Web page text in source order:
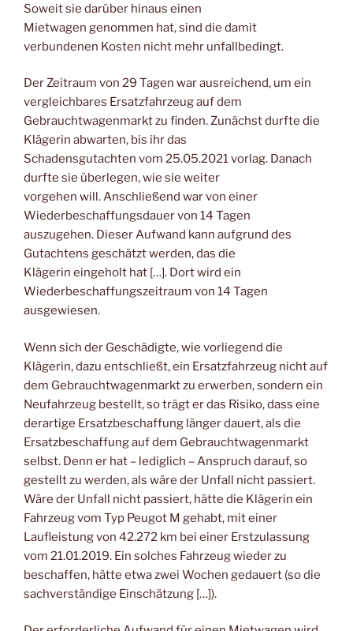
Soweit sie darüber hinaus einen
Mietwagen genommen hat, sind die damit
verbundenen Kosten nicht mehr unfallbedingt.
Der Zeitraum von 29 Tagen war ausreichend, um ein
vergleichbares Ersatzfahrzeug auf dem
Gebrauchtwagenmarkt zu finden. Zunächst durfte die
Klägerin abwarten, bis ihr das
Schadensgutachten vom 25.05.2021 vorlag. Danach
durfte sie überlegen, wie sie weiter
vorgehen will. Anschließend war von einer
Wiederbeschaffungsdauer von 14 Tagen
auszugehen. Dieser Aufwand kann aufgrund des
Gutachtens geschätzt werden, das die
Klägerin eingeholt hat […]. Dort wird ein
Wiederbeschaffungszeitraum von 14 Tagen
ausgewiesen.
Wenn sich der Geschädigte, wie vorliegend die
Klägerin, dazu entschließt, ein Ersatzfahrzeug nicht auf
dem Gebrauchtwagenmarkt zu erwerben, sondern ein
Neufahrzeug bestellt, so trägt er das Risiko, dass eine
derartige Ersatzbeschaffung länger dauert, als die
Ersatzbeschaffung auf dem Gebrauchtwagenmarkt
selbst. Denn er hat – lediglich – Anspruch darauf, so
gestellt zu werden, als wäre der Unfall nicht passiert.
Wäre der Unfall nicht passiert, hätte die Klägerin ein
Fahrzeug vom Typ Peugot M gehabt, mit einer
Laufleistung von 42.272 km bei einer Erstzulassung
vom 21.01.2019. Ein solches Fahrzeug wieder zu
beschaffen, hätte etwa zwei Wochen gedauert (so die
sachverständige Einschätzung […]).